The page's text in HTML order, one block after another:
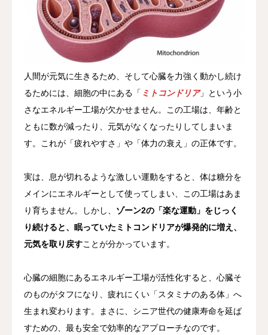
人間が元気に生きるため、そして心臓を力強く動かし続け
るためには、細胞の中にある「 ミトコンドリア」という小
さなエネルギー工場が欠かせません。この工場は、年齢と
ともに数が減ったり、元気がなくなったりしてしまいま
す。これが「疲れやすさ」や「体力の衰え」の正体です。
実は、息が切れるような激しい運動をすると、体は糖分を
メインにエネルギーとして使ってしまい、この工場はあま
り育ちません。しかし、 ゾーン2の「楽な運動」をじっく
り続けると、眠っていたミトコンドリアが爆発的に増え、
元気を取り戻すことが分かっています。
心臓の細胞にあるエネルギー工場が活性化すると、心臓そ
のものがタフになり、疲れにくい「スタミナのある体」へ
生まれ変わります。まさに、シニア世代の健康寿命を延ば
すための、最も安全で効率的なアプローチなのです。